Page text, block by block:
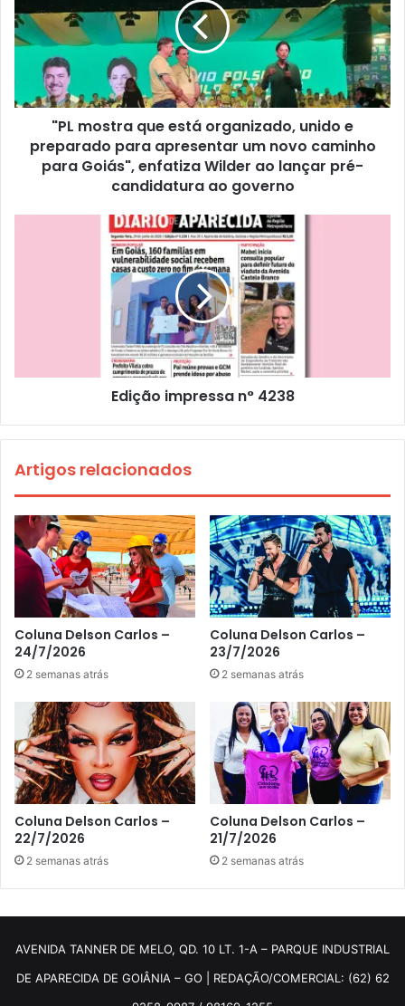
"PL mostra que está organizado, unido e
preparado para apresentar um novo caminho
para Goiás", enfatiza Wilder ao lançar pré-
candidatura ao governo
Edição impressa n° 4238
Artigos relacionados
Coluna Delson Carlos –
24/7/2026
2 semanas atrás
Coluna Delson Carlos –
23/7/2026
2 semanas atrás
Coluna Delson Carlos –
22/7/2026
2 semanas atrás
Coluna Delson Carlos –
21/7/2026
2 semanas atrás
AVENIDA TANNER DE MELO, QD. 10 LT. 1-A – PARQUE INDUSTRIAL
DE APARECIDA DE GOIÂNIA – GO | REDAÇÃO/COMERCIAL: (62) 62